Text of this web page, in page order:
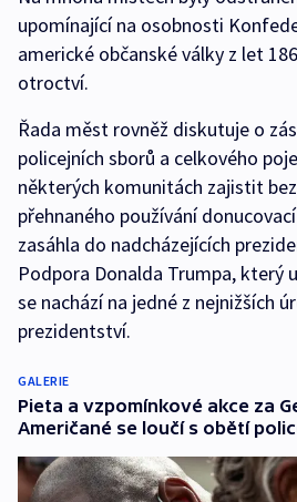
upomínající na osobnosti
americké občanské války z let
otroctví.
Řada měst rovněž diskutuje o
policejních sborů a celkového
některých komunitách zajistit
přehnaného používání
zasáhla do nadcházejících
Podpora Donalda Trumpa, který
se nachází na jedné z nejnižších
prezidentství.
GALERIE
Pieta a vzpomínkové akce za
Američané se loučí s obětí